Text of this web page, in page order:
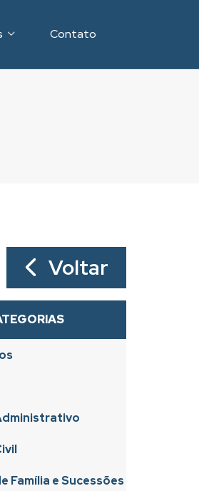
Contato
Voltar
Família e Sucessões